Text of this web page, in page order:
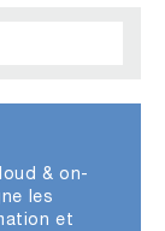
& on-
les
et